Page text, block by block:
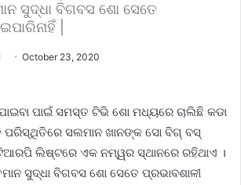
ସୁଦ୍ଧା ବିଗବସ ଶୋ ସେତେ
|
October 23, 2020
ପାଇଁ ସମସ୍ତ ଟିଭି ଶୋ ମଧ୍ୟରେ ଚାଲିଛି କଡା
ସଲମାନ ଖାନଙ୍କ ସୋ ବିଗ୍ ବସ୍
ଲିଷ୍ଟରେ ଏକ ନମ୍ୱର ସ୍ଥାନରେ ରହିଥାଏ ।
ସୁଦ୍ଧା ବିଗବସ ଶୋ ସେତେ ପ୍ରଭାବଶାଳୀ